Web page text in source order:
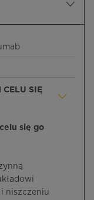
CELU SIĘ
się go
niszczeniu